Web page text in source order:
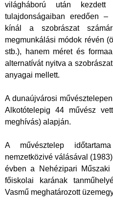
világháború után
tulajdonságaiban eredően
kínál a szobrászat
megmunkálási módok révén
stb.), hanem méret és
alternatívát nyitva a
anyagai mellett.
A dunaújvárosi
Alkotótelepig 44 művész
meghívás) alapján.
A művésztelep
nemzetközivé válásával
évben a Nehézipari
főiskolai karának
Vasmű meghatározott